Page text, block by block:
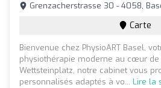
Grenzacherstrasse 30 - 4058,
Carte
Bienvenue chez PhysioART Basel,
physiothérapie moderne au cœur de
Wettsteinplatz, notre cabinet vous
personnalisés adaptés à vo... Lire la